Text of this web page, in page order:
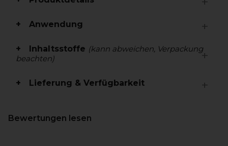
Anwendung
Inhaltsstoffe (kann abweichen, Verpackung
beachten)
Lieferung & Verfügbarkeit
Bewertungen lesen